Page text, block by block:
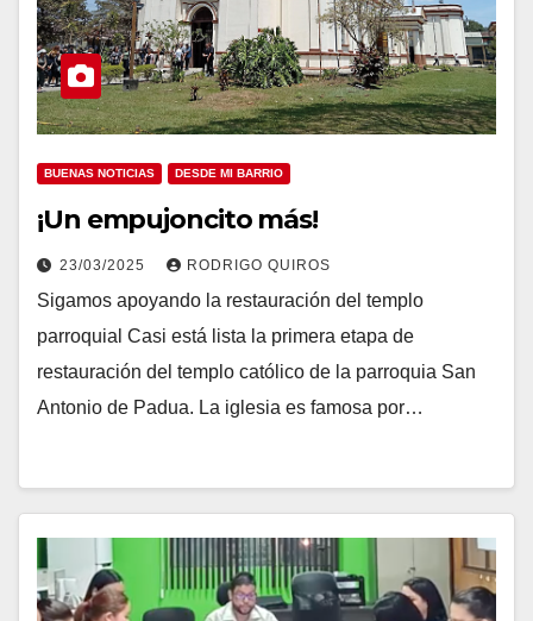
BUENAS NOTICIAS DESDE MI BARRIO
¡Un empujoncito más!
23/03/2025 RODRIGO QUIROS
Sigamos apoyando la restauración del templo
parroquial Casi está lista la primera etapa de
restauración del templo católico de la parroquia San
Antonio de Padua. La iglesia es famosa por…